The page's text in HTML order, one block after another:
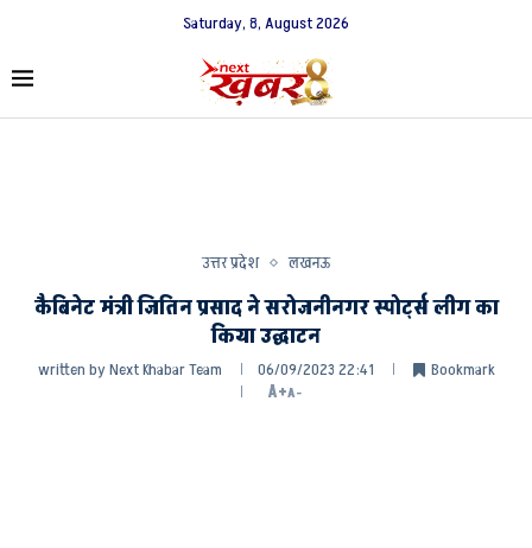
Saturday, 8, August 2026
उत्तर प्रदेश लखनऊ
कैबिनेट मंत्री जितिन प्रसाद ने सरोजनीनगर स्पोर्ट्स लीग का
किया उद्घाटन
written byNext Khabar Team 06/09/2023 22:41
Bookmark
A+A-